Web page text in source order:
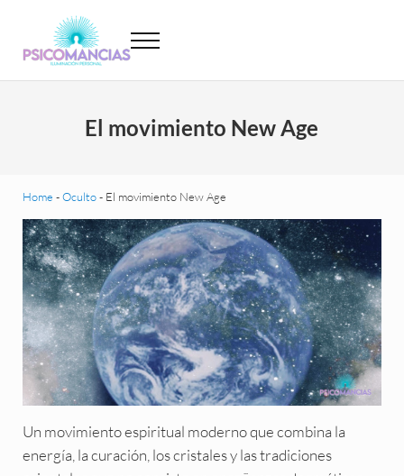
Psicomancias
Menu
El movimiento New Age
Home -Oculto- El movimiento New Age
Un movimiento espiritual moderno que combina la
energía, la curación, los cristales y las tradiciones